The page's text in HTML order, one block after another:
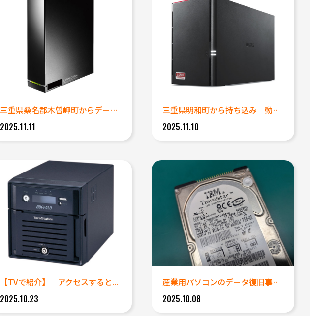
三重県桑名郡木曽岬町からデータ...
2025.11.11
三重県明和町から持ち込み 動作...
2025.11.10
【TVで紹介】 アクセスすると...
2025.10.23
産業用パソコンのデータ復旧事例...
2025.10.08